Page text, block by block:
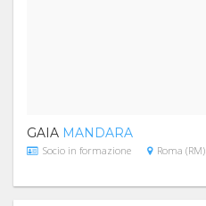
GAIA MANDARA
Socio in formazione Roma (RM)